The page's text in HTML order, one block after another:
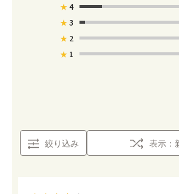
★4
★3
★ 2
★ 1
絞り込み 表示：